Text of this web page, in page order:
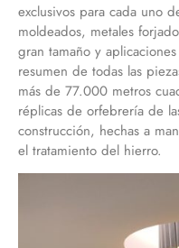
exclusivos para cada uno
moldeados, metales
gran tamaño y
resumen de todas las
más de 77.000 metros
réplicas de orfebrería de
construcción, hechas a
el tratamiento del hierro.